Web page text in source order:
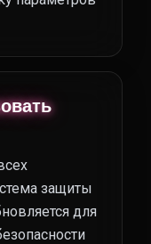
защиты
для